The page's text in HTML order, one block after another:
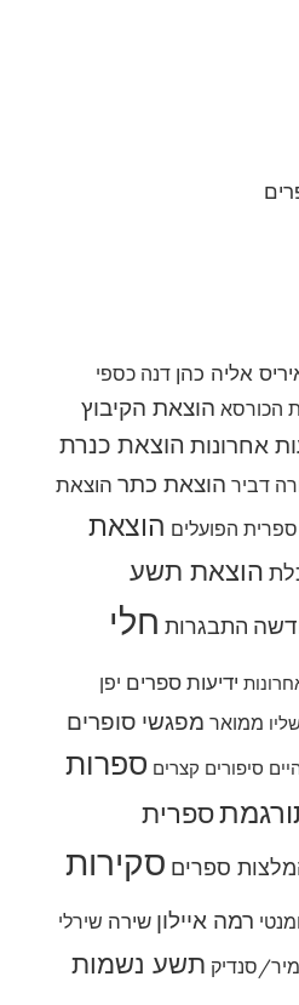
אליה כהן דנה כספי
הכורסא הוצאת הקיבוץ
אחרונות הוצאת כנרת
דביר הוצאת כתר הוצאת
הפועלים הוצאת
הוצאת תשע
התבגרות חלי
ידיעות ספרים יפן
ממואר מפגשי סופרים
סיפורים קצרים ספרות
ספרית
ספרים סקירות
רמה איילון שירה שירלי
סנדיק תשע נשמות